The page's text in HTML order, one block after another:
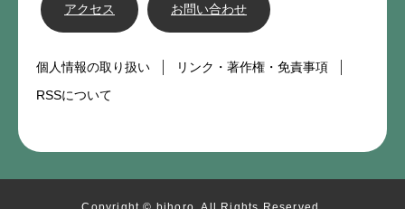
アクセス お問い合わせ
個人情報の取り扱い
リンク・著作権・免責事項
RSSについて